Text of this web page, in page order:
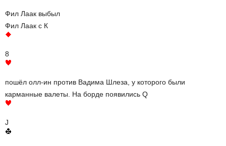
Фил Лаак выбыл
Фил Лаак с К
8
пошёл олл-ин против Вадима Шлеза, у которого были
карманные валеты. На борде появились Q
J